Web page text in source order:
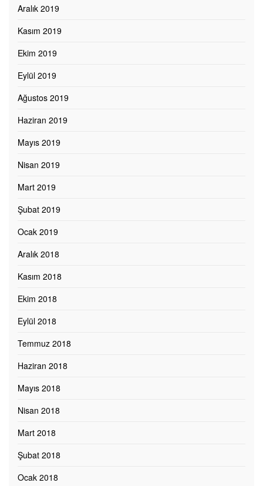
Aralık 2019
Kasım 2019
Ekim 2019
Eylül 2019
Ağustos 2019
Haziran 2019
Mayıs 2019
Nisan 2019
Mart 2019
Şubat 2019
Ocak 2019
Aralık 2018
Kasım 2018
Ekim 2018
Eylül 2018
Temmuz 2018
Haziran 2018
Mayıs 2018
Nisan 2018
Mart 2018
Şubat 2018
Ocak 2018